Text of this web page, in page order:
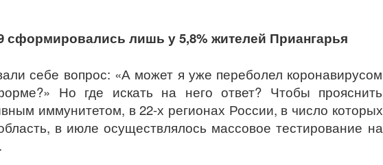
сформировались лишь у 5,8% жителей Приангарья
себе вопрос: «А может я уже переболел коронавирусом
Но где искать на него ответ? Чтобы прояснить
иммунитетом, в 22-х регионах России, в число которых
в июле осуществлялось массовое тестирование на